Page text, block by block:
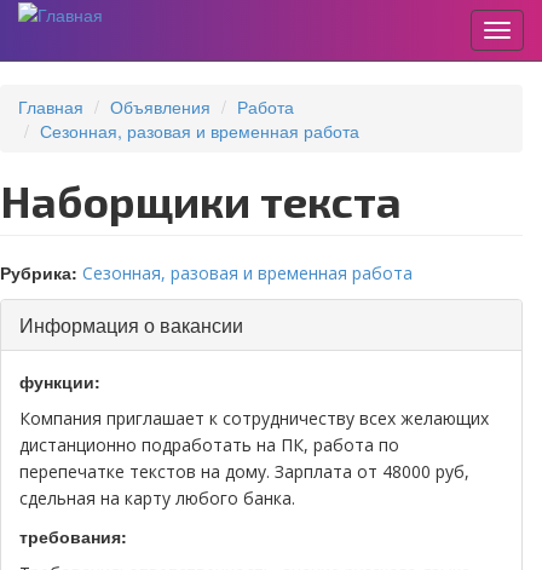
основному
содержанию
Главная Объявления
Работа
Сезонная, разовая и временная работа
Наборщики текста
Рубрика: Сезонная, разовая и временная работа
Скрыть
Информация о вакансии
функции:
Компания приглашает к сотрудничеству всех желающих
дистанционно подработать на ПК, работа по
перепечатке текстов на дому. Зарплата от 48000 руб,
сдельная на карту любого банка.
требования: